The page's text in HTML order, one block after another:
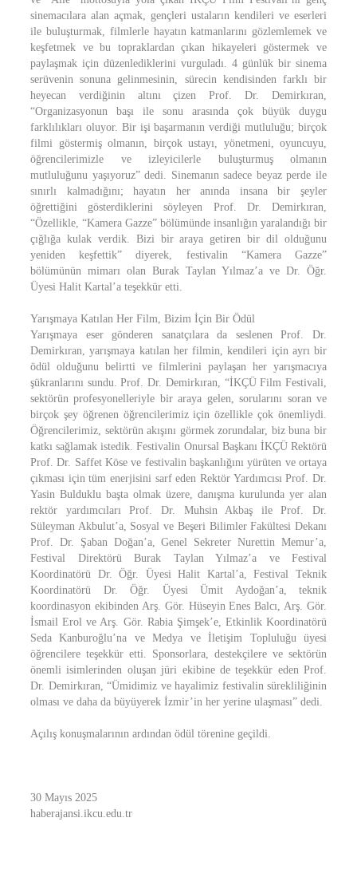
sinemacılara alan açmak, gençleri ustaların kendileri ve eserleri
ile buluşturmak, filmlerle hayatın katmanlarını gözlemlemek ve
keşfetmek ve bu topraklardan çıkan hikayeleri göstermek ve
paylaşmak için düzenlediklerini vurguladı. 4 günlük bir sinema
serüvenin sonuna gelinmesinin, sürecin kendisinden farklı bir
heyecan verdiğinin altını çizen Prof. Dr. Demirkıran,
“Organizasyonun başı ile sonu arasında çok büyük duygu
farklılıkları oluyor. Bir işi başarmanın verdiği mutluluğu; birçok
filmi göstermiş olmanın, birçok ustayı, yönetmeni, oyuncuyu,
öğrencilerimizle ve izleyicilerle buluşturmuş olmanın
mutluluğunu yaşıyoruz” dedi. Sinemanın sadece beyaz perde ile
sınırlı kalmadığını; hayatın her anında insana bir şeyler
öğrettiğini gösterdiklerini söyleyen Prof. Dr. Demirkıran,
“Özellikle, “Kamera Gazze” bölümünde insanlığın yaralandığı bir
çığlığa kulak verdik. Bizi bir araya getiren bir dil olduğunu
yeniden keşfettik” diyerek, festivalin “Kamera Gazze”
bölümünün mimarı olan Burak Taylan Yılmaz’a ve Dr. Öğr.
Üyesi Halit Kartal’a teşekkür etti.
Yarışmaya Katılan Her Film, Bizim İçin Bir Ödül
Yarışmaya eser gönderen sanatçılara da seslenen Prof. Dr.
Demirkıran, yarışmaya katılan her filmin, kendileri için ayrı bir
ödül olduğunu belirtti ve filmlerini paylaşan her yarışmacıya
şükranlarını sundu. Prof. Dr. Demirkıran, “İKÇÜ Film Festivali,
sektörün profesyonelleriyle bir araya gelen, sorularını soran ve
birçok şey öğrenen öğrencilerimiz için özellikle çok önemliydi.
Öğrencilerimiz, sektörün akışını görmek zorundalar, biz buna bir
katkı sağlamak istedik. Festivalin Onursal Başkanı İKÇÜ Rektörü
Prof. Dr. Saffet Köse ve festivalin başkanlığını yürüten ve ortaya
çıkması için tüm enerjisini sarf eden Rektör Yardımcısı Prof. Dr.
Yasin Bulduklu başta olmak üzere, danışma kurulunda yer alan
rektör yardımcıları Prof. Dr. Muhsin Akbaş ile Prof. Dr.
Süleyman Akbulut’a, Sosyal ve Beşeri Bilimler Fakültesi Dekanı
Prof. Dr. Şaban Doğan’a, Genel Sekreter Nurettin Memur’a,
Festival Direktörü Burak Taylan Yılmaz’a ve Festival
Koordinatörü Dr. Öğr. Üyesi Halit Kartal’a, Festival Teknik
Koordinatörü Dr. Öğr. Üyesi Ümit Aydoğan’a, teknik
koordinasyon ekibinden Arş. Gör. Hüseyin Enes Balcı, Arş. Gör.
İsmail Erol ve Arş. Gör. Rabia Şimşek’e, Etkinlik Koordinatörü
Seda Kanburoğlu’na ve Medya ve İletişim Topluluğu üyesi
öğrencilere teşekkür etti. Sponsorlara, destekçilere ve sektörün
önemli isimlerinden oluşan jüri ekibine de teşekkür eden Prof.
Dr. Demirkıran, “Ümidimiz ve hayalimiz festivalin sürekliliğinin
olması ve daha da büyüyerek İzmir’in her yerine ulaşması” dedi.
Açılış konuşmalarının ardından ödül törenine geçildi.
30 Mayıs 2025
haberajansi.ikcu.edu.tr